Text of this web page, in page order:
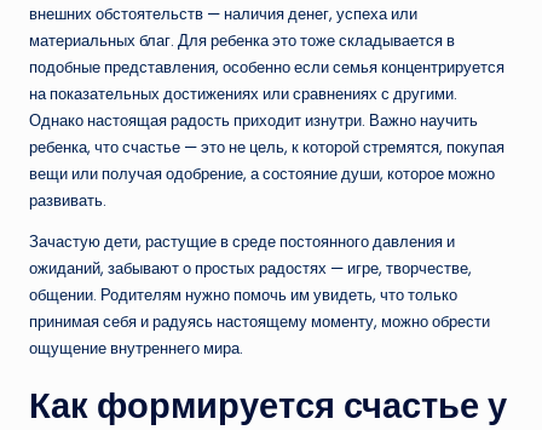
внешних обстоятельств — наличия денег, успеха или
материальных благ. Для ребенка это тоже складывается в
подобные представления, особенно если семья концентрируется
на показательных достижениях или сравнениях с другими.
Однако настоящая радость приходит изнутри. Важно научить
ребенка, что счастье — это не цель, к которой стремятся, покупая
вещи или получая одобрение, а состояние души, которое можно
развивать.
Зачастую дети, растущие в среде постоянного давления и
ожиданий, забывают о простых радостях — игре, творчестве,
общении. Родителям нужно помочь им увидеть, что только
принимая себя и радуясь настоящему моменту, можно обрести
ощущение внутреннего мира.
Как формируется счастье у